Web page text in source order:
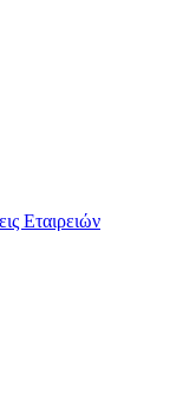
Εταιρειών